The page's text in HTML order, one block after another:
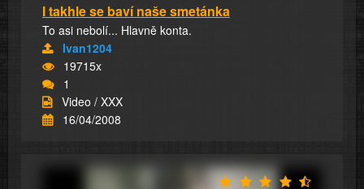
I takhle se baví naše smetánka
To asi nebolí... Hlavně konta.
Ivan1204
19715x
1
Video / XXX
16/04/2008